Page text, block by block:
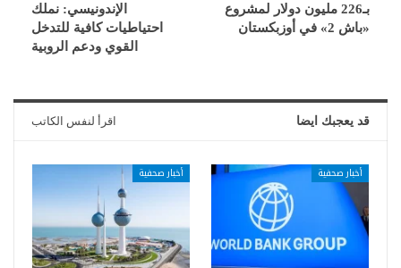
بـ226 مليون دولار لمشروع
«باش 2» في أوزبكستان
الإندونيسي: نملك
احتياطيات كافية للتدخل
القوي ودعم الروبية
قد يعجبك ايضا اقرأ لنفس الكاتب
أخبار صحفية أخبار صحفية